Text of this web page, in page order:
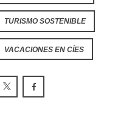
TURISMO SOSTENIBLE
VACACIONES EN CÍES